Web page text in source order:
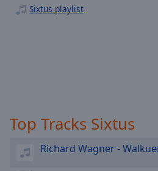
selected
dialog
subtitles
off
Sixtus playlist
Top Tracks Sixtus
Richard Wagner -